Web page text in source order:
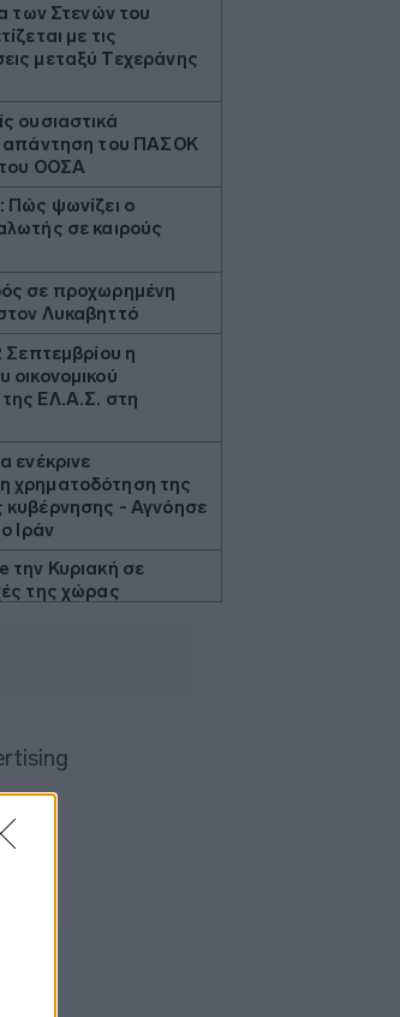
των Στενών του
με τις
μεταξύ Τεχεράνης
ουσιαστικά
απάντηση του ΠΑΣΟΚ
του ΟΟΣΑ
Πώς ψωνίζει ο
σε καιρούς
σε προχωρημένη
Λυκαβηττό
Σεπτεμβρίου η
οικονομικού
ΕΛ.Α.Σ. στη
ενέκρινε
χρηματοδότηση της
κυβέρνησης - Αγνόησε
Ιράν
την Κυριακή σε
της χώρας
ανοιχτά της Οδησσού
θα επιτρέψουμε
στο υψηλότερο
για καύσωνα
διυλιστήριο